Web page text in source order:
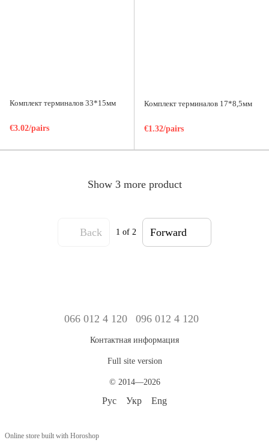
Комплект терминалов 33*15мм
€3.02/pairs
Комплект терминалов 17*8,5мм
€1.32/pairs
Show 3 more product
Back 1 of 2 Forward
066 012 4 120 096 012 4 120
Контактная информация
Full site version
© 2014—2026
Рус Укр Eng
Online store built with Horoshop